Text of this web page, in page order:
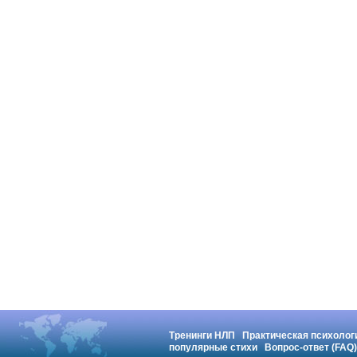
Тренинги НЛП
Практическая
популярные стихи
Вопрос-ответ (FAQ)